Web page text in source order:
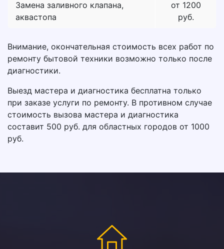
Замена заливного клапана,
аквастопа
от 1200
руб.
Внимание, окончательная стоимость всех работ по
ремонту бытовой техники возможно только после
диагностики.
Выезд мастера и диагностика бесплатна только
при заказе услуги по ремонту. В противном случае
стоимость вызова мастера и диагностика
составит 500 руб. для областных городов от 1000
руб.